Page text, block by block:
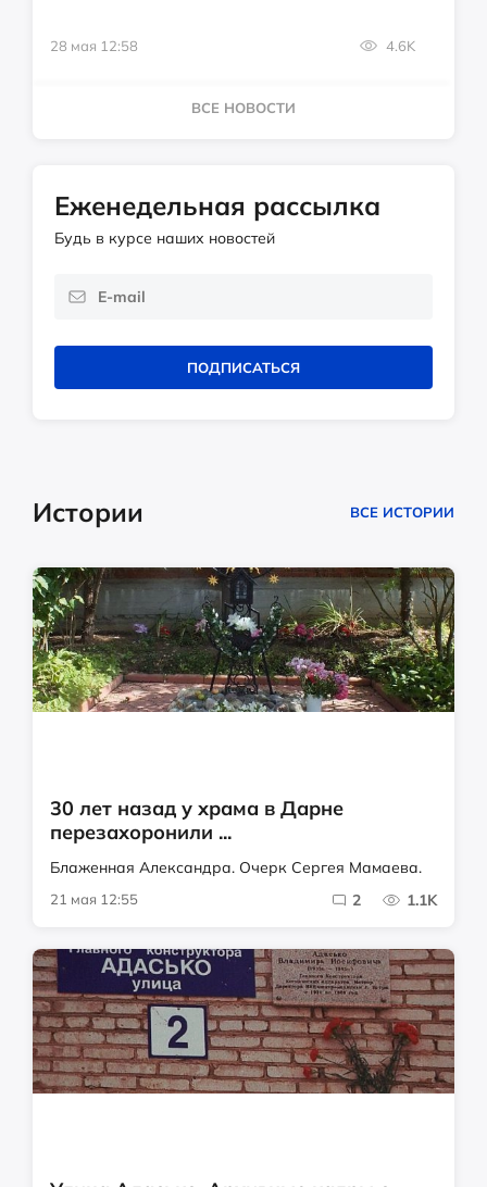
28 мая 12:58 4.6K
ВСЕ НОВОСТИ
Еженедельная рассылка
Будь в курсе наших новостей
ПОДПИСАТЬСЯ
Истории ВСЕ ИСТОРИИ
30 лет назад у храма в Дарне
перезахоронили ...
Блаженная Александра. Очерк Сергея Мамаева.
21 мая 12:55 2 1.1K